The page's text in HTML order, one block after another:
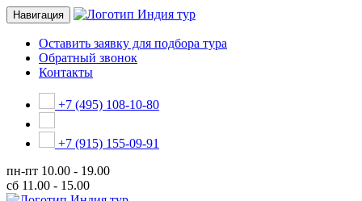
Навигация
Оставить заявку для подбора тура
Обратный звонок
Контакты
+7 (495) 108-10-80
+7 (915) 155-09-91
пн-пт 10.00 - 19.00
сб 11.00 - 15.00